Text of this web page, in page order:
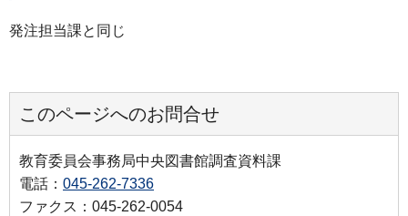
発注担当課と同じ
このページへのお問合せ
教育委員会事務局中央図書館調査資料課
電話： 045-262-7336
ファクス：045-262-0054